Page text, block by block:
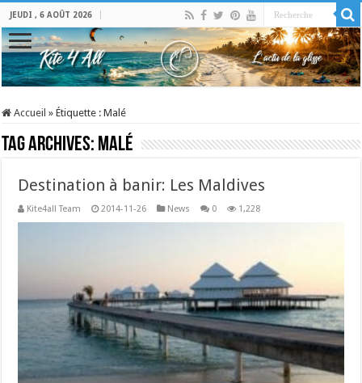
JEUDI , 6 AOÛT 2026
Accueil » Étiquette :Malé
Tag Archives: Malé
Destination à banir: Les Maldives
Kite4all Team 2014-11-26 News 0 1,228